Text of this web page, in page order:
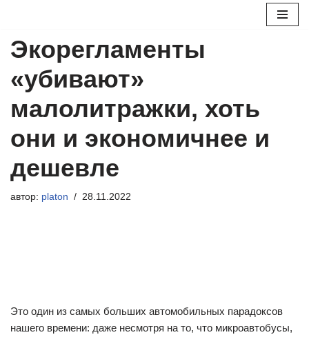
к
содержимому
Экорегламенты
«убивают»
малолитражки, хоть
они и экономичнее и
дешевле
автор: platon 28.11.2022
Это один из самых больших автомобильных парадоксов
нашего времени: даже несмотря на то, что микроавтобусы,